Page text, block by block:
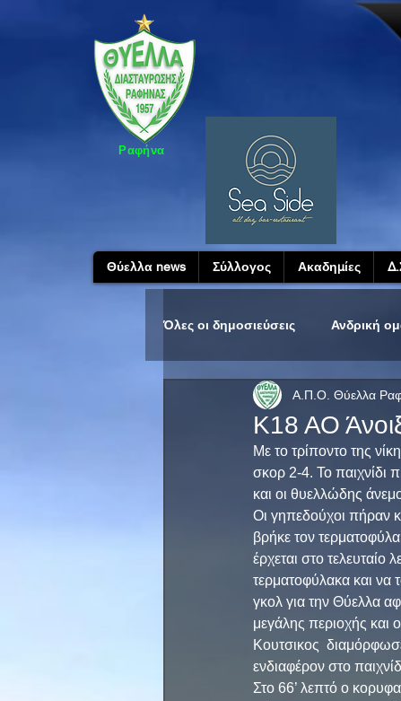
Ραφήνα
Θύελλα news Σύλλογος Ακαδημίες
Όλες οι δημοσιεύσεις Ανδρική
Κ18 ΑΟ
Α.Π.Ο. Θύελλα
Με το τρίποντο της
σκορ 2-4. Το παιχνίδι
και οι θυελλώδης
Οι γηπεδούχοι πήραν
βρήκε τον
έρχεται στο
τερματοφύλακα και να
γκολ για την Θύελλα
μεγάλης περιοχής
Κουτσικος
ενδιαφέρον στο
Στο 66’ λεπτό ο